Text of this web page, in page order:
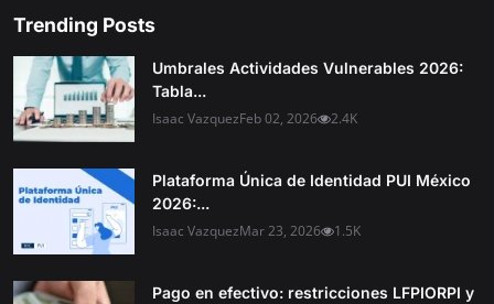
Trending Posts
Umbrales Actividades Vulnerables 2026:
Tabla...
Isaac VazquezFeb 02, 2026 2.4K
Plataforma Única de Identidad PUI México
2026:...
Isaac VazquezMar 23, 2026 1.5K
Pago en efectivo: restricciones LFPIORPI y